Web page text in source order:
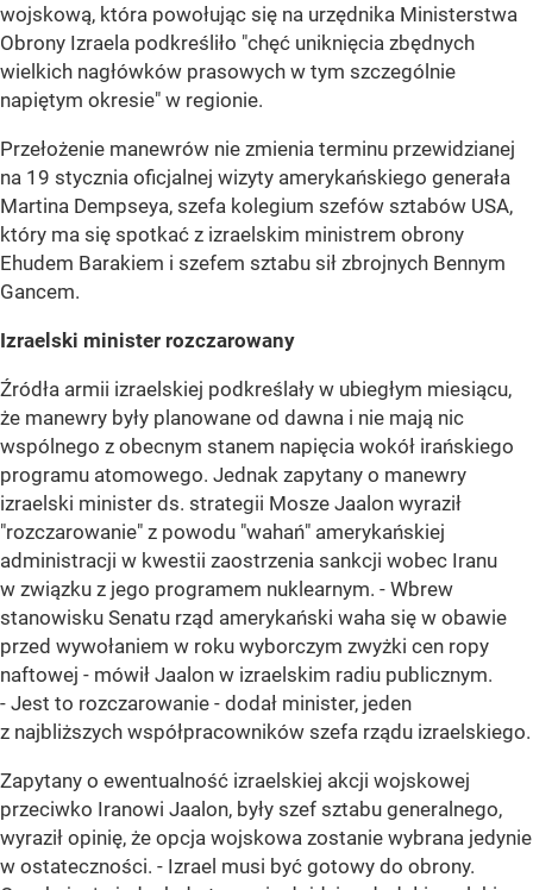
wojskową, która powołując się na urzędnika Ministerstwa
Obrony Izraela podkreśliło "chęć uniknięcia zbędnych
wielkich nagłówków prasowych w tym szczególnie
napiętym okresie" w regionie.
Przełożenie manewrów nie zmienia terminu przewidzianej
na 19 stycznia oficjalnej wizyty amerykańskiego generała
Martina Dempseya, szefa kolegium szefów sztabów USA,
który ma się spotkać z izraelskim ministrem obrony
Ehudem Barakiem i szefem sztabu sił zbrojnych Bennym
Gancem.
Izraelski minister rozczarowany
Źródła armii izraelskiej podkreślały w ubiegłym miesiącu,
że manewry były planowane od dawna i nie mają nic
wspólnego z obecnym stanem napięcia wokół irańskiego
programu atomowego. Jednak zapytany o manewry
izraelski minister ds. strategii Mosze Jaalon wyraził
"rozczarowanie" z powodu "wahań" amerykańskiej
administracji w kwestii zaostrzenia sankcji wobec Iranu
w związku z jego programem nuklearnym. - Wbrew
stanowisku Senatu rząd amerykański waha się w obawie
przed wywołaniem w roku wyborczym zwyżki cen ropy
naftowej - mówił Jaalon w izraelskim radiu publicznym.
- Jest to rozczarowanie - dodał minister, jeden
z najbliższych współpracowników szefa rządu izraelskiego.
Zapytany o ewentualność izraelskiej akcji wojskowej
przeciwko Iranowi Jaalon, były szef sztabu generalnego,
wyraził opinię, że opcja wojskowa zostanie wybrana jedynie
w ostateczności. - Izrael musi być gotowy do obrony.